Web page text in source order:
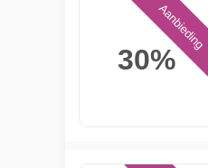
30%
Aanbieding